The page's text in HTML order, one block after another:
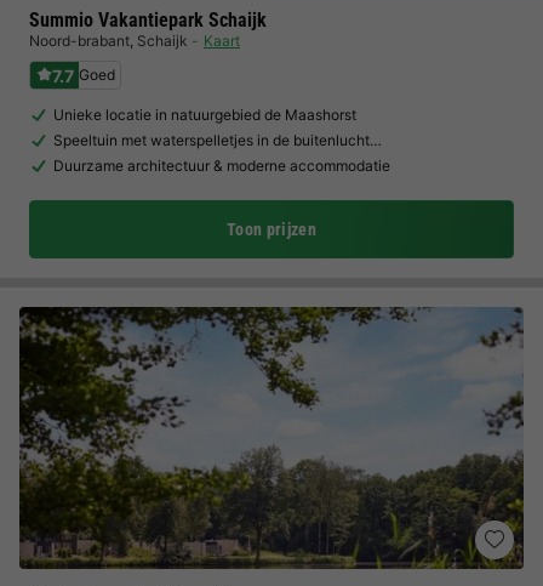
Summio Vakantiepark Schaijk
Noord-brabant, Schaijk Kaart
7.7 Goed
Unieke locatie in natuurgebied de Maashorst
Speeltuin met waterspelletjes in de buitenlucht…
Duurzame architectuur & moderne accommodatie
Toon prijzen